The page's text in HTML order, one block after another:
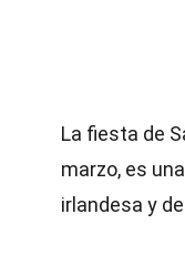
La fiesta de
marzo, es
irlandesa y